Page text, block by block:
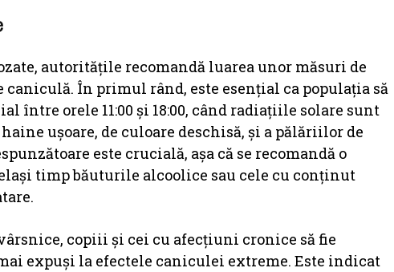
autoritățile recomandă luarea unor măsuri de
În primul rând, este esențial ca populația să
între orele 11:00 și 18:00, când radiațiile solare sunt
ușoare, de culoare deschisă, și a pălăriilor de
este crucială, așa că se recomandă o
timp băuturile alcoolice sau cele cu conținut
copiii și cei cu afecțiuni cronice să fie
expuși la efectele caniculei extreme. Este indicat